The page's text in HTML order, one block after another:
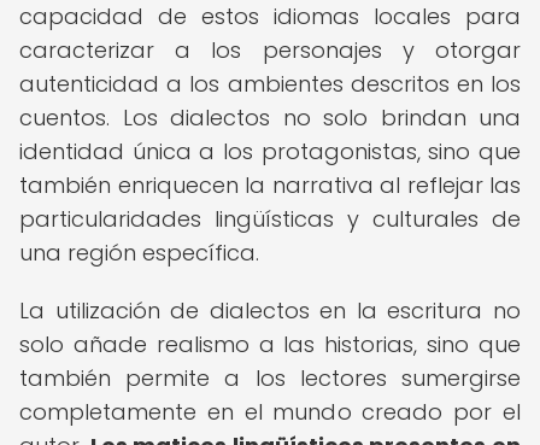
capacidad de estos idiomas locales para
caracterizar a los personajes y otorgar
autenticidad a los ambientes descritos en los
cuentos. Los dialectos no solo brindan una
identidad única a los protagonistas, sino que
también enriquecen la narrativa al reflejar las
particularidades lingüísticas y culturales de
una región específica.
La utilización de dialectos en la escritura no
solo añade realismo a las historias, sino que
también permite a los lectores sumergirse
completamente en el mundo creado por el